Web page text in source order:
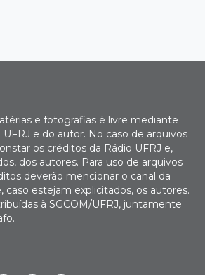
e fotografias é livre mediante
e do autor. No caso de arquivos
os créditos da Rádio UFRJ e,
dos autores. Para uso de arquivos
deverão mencionar o canal da
caso estejam explicitados, os autores.
à SGCOM/UFRJ, juntamente